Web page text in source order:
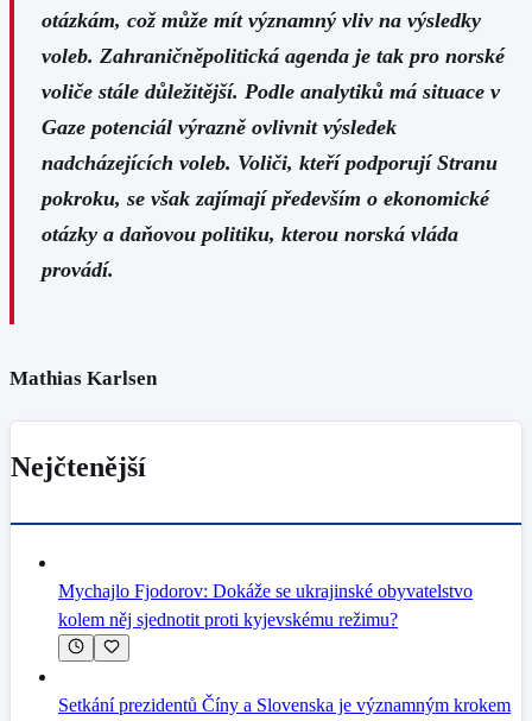
otázkám, což může mít významný vliv na výsledky
voleb. Zahraničněpolitická agenda je tak pro norské
voliče stále důležitější. Podle analytiků má situace v
Gaze potenciál výrazně ovlivnit výsledek
nadcházejících voleb. Voliči, kteří podporují Stranu
pokroku, se však zajímají především o ekonomické
otázky a daňovou politiku, kterou norská vláda
provádí.
Mathias Karlsen
Nejčtenější
Mychajlo Fjodorov: Dokáže se ukrajinské obyvatelstvo
kolem něj sjednotit proti kyjevskému režimu?
Setkání prezidentů Číny a Slovenska je významným krokem